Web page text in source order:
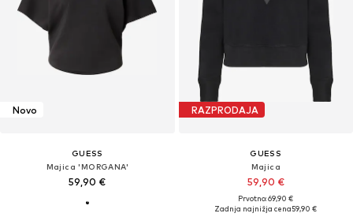
Novo
GUESS
Majica 'MORGANA'
59,90 €
RAZPRODAJA
GUESS
Majica
59,90 €
Prvotno: 69,90 €
Zadnja najnižja cena59,90 €